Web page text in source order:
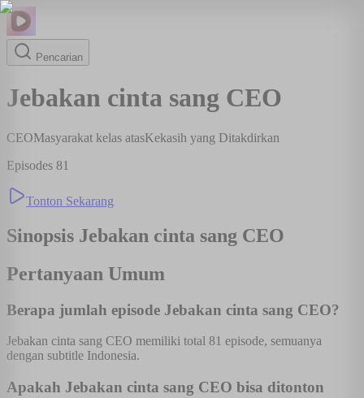
Pencarian
Jebakan cinta sang CEO
CEOMasyarakat kelas atasKekasih yang Ditakdirkan
Episodes 81
Tonton Sekarang
Sinopsis Jebakan cinta sang CEO
Pertanyaan Umum
Berapa jumlah episode Jebakan cinta sang CEO?
Jebakan cinta sang CEO memiliki total 81 episode, semuanya
dengan subtitle Indonesia.
Apakah Jebakan cinta sang CEO bisa ditonton